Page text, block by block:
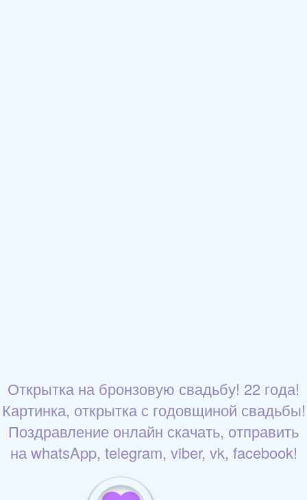
Открытка на бронзовую свадьбу! 22 года!
Картинка, открытка с годовщиной свадьбы!
Поздравление онлайн скачать, отправить
на whatsApp, telegram, viber, vk, facebook!